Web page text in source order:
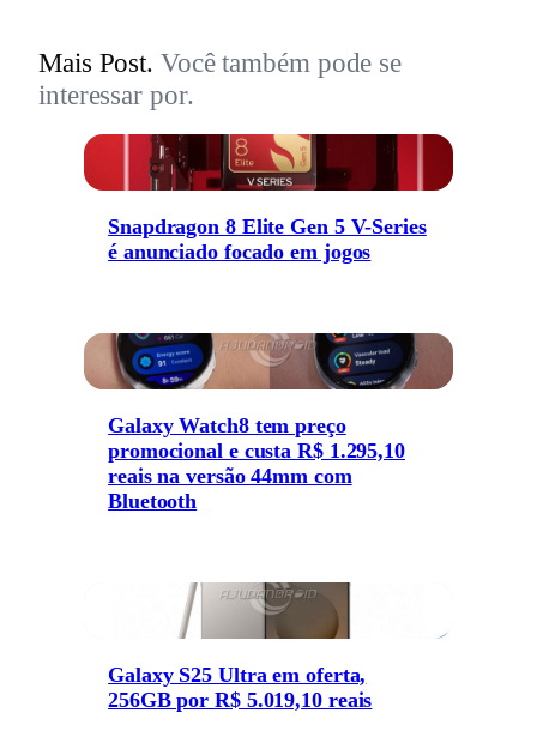
Mais Post. Você também pode se
interessar por.
Snapdragon 8 Elite Gen 5 V-Series
é anunciado focado em jogos
Galaxy Watch8 tem preço
promocional e custa R$ 1.295,10
reais na versão 44mm com
Bluetooth
Galaxy S25 Ultra em oferta,
256GB por R$ 5.019,10 reais